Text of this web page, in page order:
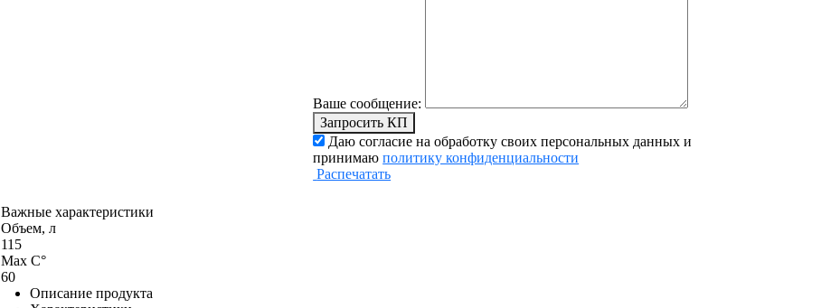
Ваше сообщение:
Запросить КП
Даю согласие на обработку своих персональных данных и
принимаюполитику конфиденциальности
Распечатать
Важные характеристики
Объем, л
115
Max С°
60
Описание продукта